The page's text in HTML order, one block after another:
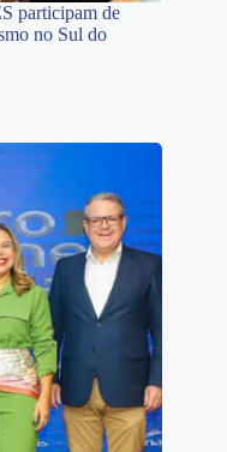
participam de
no Sul do